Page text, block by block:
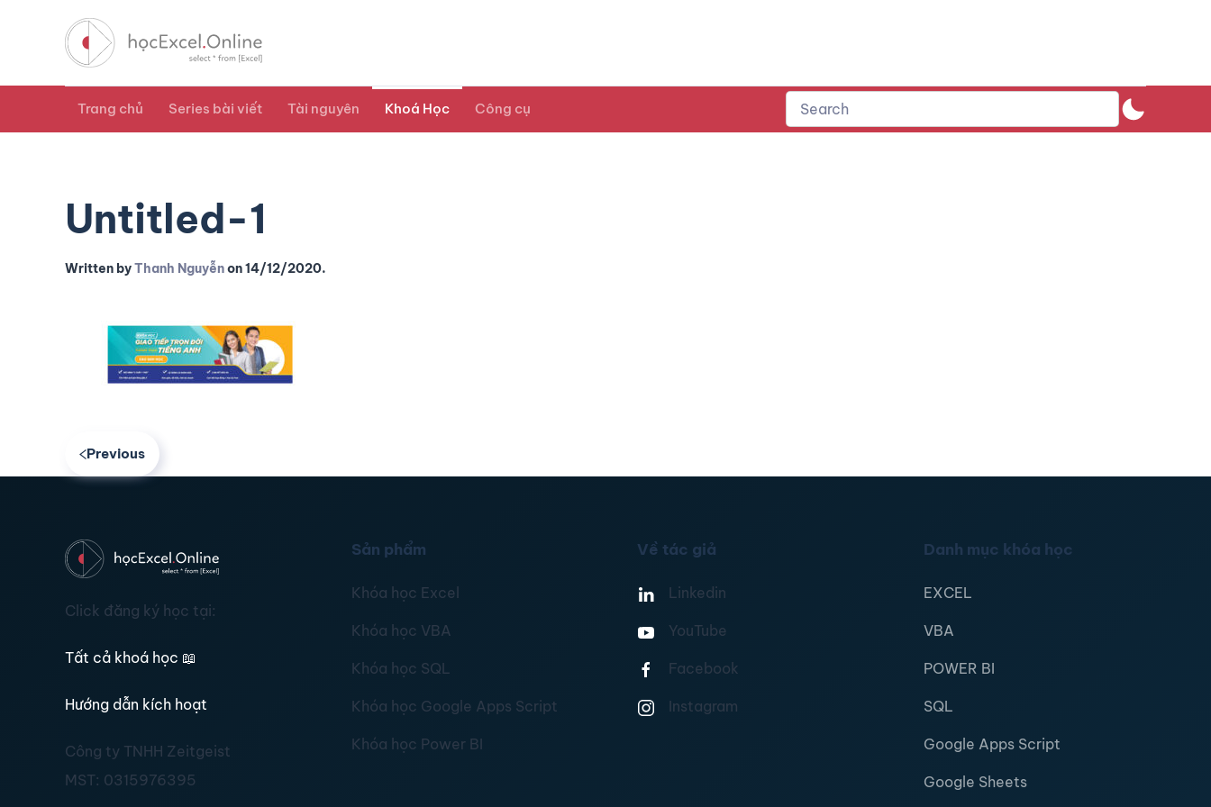
Trang chủ Series bài viết Tài nguyên Khoá Học Công cụ
Untitled-1
Written byThanh Nguyễnon14/12/2020.
Previous
Click đăng ký học tại:
Tất cả khoá học 📖
Hướng dẫn kích hoạt
Công ty TNHH Zeitgeist
MST: 0315976395
Sản phẩm
Khóa học Excel
Khóa học VBA
Khóa học SQL
Khóa học Google Apps Script
Khóa học Power BI
Về tác giả
Linkedin
YouTube
Facebook
Instagram
Danh mục khóa học
EXCEL
VBA
POWER BI
SQL
Google Apps Script
Google Sheets